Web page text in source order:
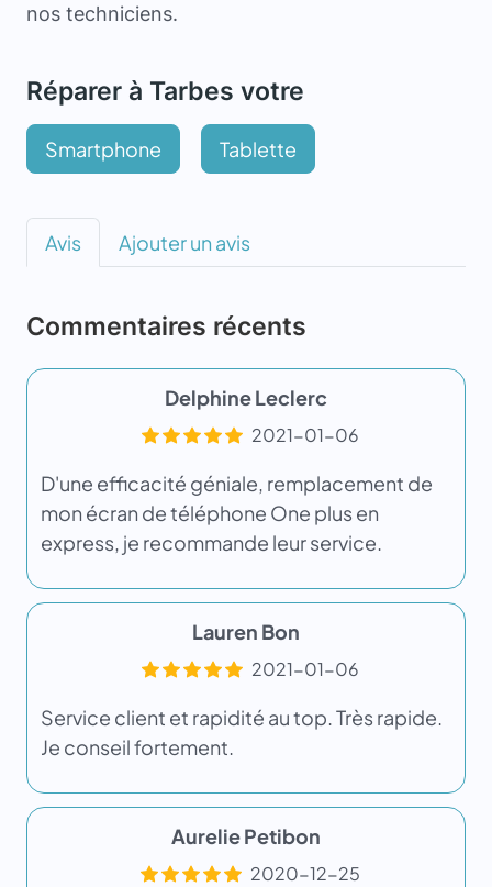
nos techniciens.
Réparer à Tarbes votre
Smartphone Tablette
Avis Ajouter un avis
Commentaires récents
Delphine Leclerc
2021-01-06
D'une efficacité géniale, remplacement de
mon écran de téléphone One plus en
express, je recommande leur service.
Lauren Bon
2021-01-06
Service client et rapidité au top. Très rapide.
Je conseil fortement.
Aurelie Petibon
2020-12-25